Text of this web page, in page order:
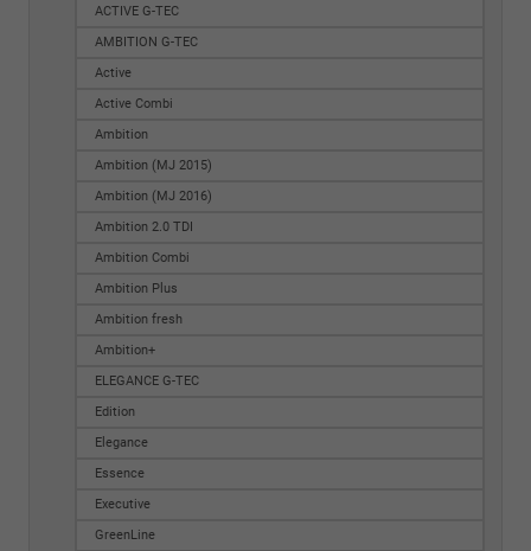
ACTIVE G-TEC
AMBITION G-TEC
Active
Active Combi
Ambition
Ambition (MJ 2015)
Ambition (MJ 2016)
Ambition 2.0 TDI
Ambition Combi
Ambition Plus
Ambition fresh
Ambition+
ELEGANCE G-TEC
Edition
Elegance
Essence
Executive
GreenLine